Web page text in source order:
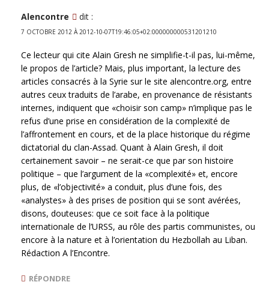
Alencontre dit :
7 OCTOBRE 2012 À 2012-10-07T19:46:05+02:000000000531201210
Ce lecteur qui cite Alain Gresh ne simplifie-t-il pas, lui-même,
le propos de l’article? Mais, plus important, la lecture des
articles consacrés à la Syrie sur le site alencontre.org, entre
autres ceux traduits de l’arabe, en provenance de résistants
internes, indiquent que «choisir son camp» n’implique pas le
refus d’une prise en considération de la complexité de
l’affrontement en cours, et de la place historique du régime
dictatorial du clan-Assad. Quant à Alain Gresh, il doit
certainement savoir – ne serait-ce que par son histoire
politique – que l’argument de la «complexité» et, encore
plus, de «l’objectivité» a conduit, plus d’une fois, des
«analystes» à des prises de position qui se sont avérées,
disons, douteuses: que ce soit face à la politique
internationale de l’URSS, au rôle des partis communistes, ou
encore à la nature et à l’orientation du Hezbollah au Liban.
Rédaction A l’Encontre.
RÉPONDRE